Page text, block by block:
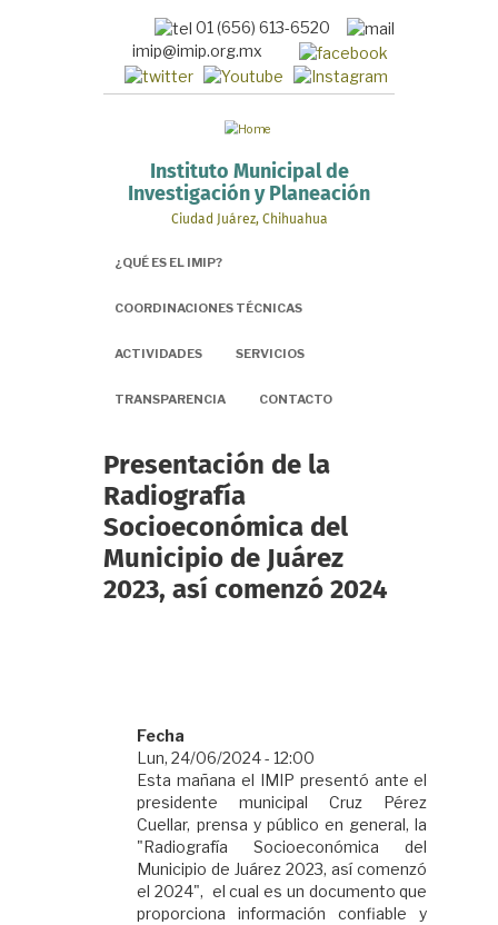
01 (656) 613-6520
imip@imip.org.mx
Instituto Municipal de
Investigación y Planeación
Ciudad Juárez, Chihuahua
¿QUÉ ES EL IMIP?
COORDINACIONES TÉCNICAS
ACTIVIDADES SERVICIOS
TRANSPARENCIA CONTACTO
Presentación de la
Radiografía
Socioeconómica del
Municipio de Juárez
2023, así comenzó 2024
Fecha
Lun, 24/06/2024 - 12:00
Esta mañana el IMIP presentó ante el
presidente municipal Cruz Pérez
Cuellar, prensa y público en general, la
"Radiografía Socioeconómica del
Municipio de Juárez 2023, así comenzó
el 2024", el cual es un documento que
proporciona información confiable y